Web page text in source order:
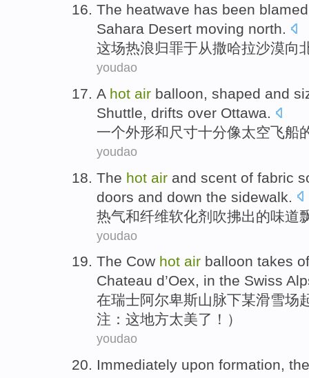
The heatwave has been blamed
Sahara Desert moving north.
这场热浪归罪于从撒哈拉沙漠向
youdao
A hot air balloon, shaped and
Shuttle, drifts over Ottawa.
一个外形和 尺寸十分像太空飞船
youdao
The hot air and scent of fabric
doors and down the sidewalk
热气和纤维软化剂吹拂出的味道
youdao
The Cow hot air balloon takes
Chateau d’Oex, in the Swiss
在瑞士阿尔卑斯山脉下某滑雪场
注： 这地方太美了！）
youdao
Immediately upon formation,